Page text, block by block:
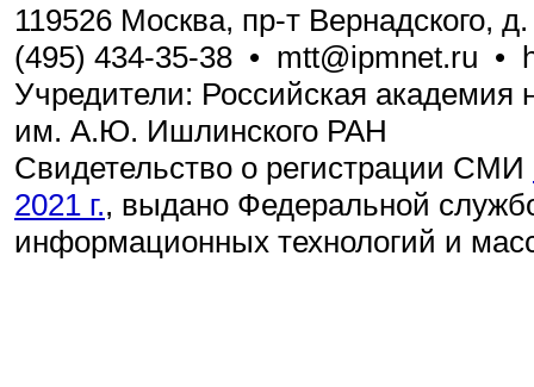
119526 Москва, пр-т Вернадского,
(495) 434-35-38 • mtt@ipmnet.ru •
Учредители: Российская академия
им. А.Ю. Ишлинского РАН
Свидетельство о регистрации СМИ
2021 г., выдано Федеральной
информационных технологий и